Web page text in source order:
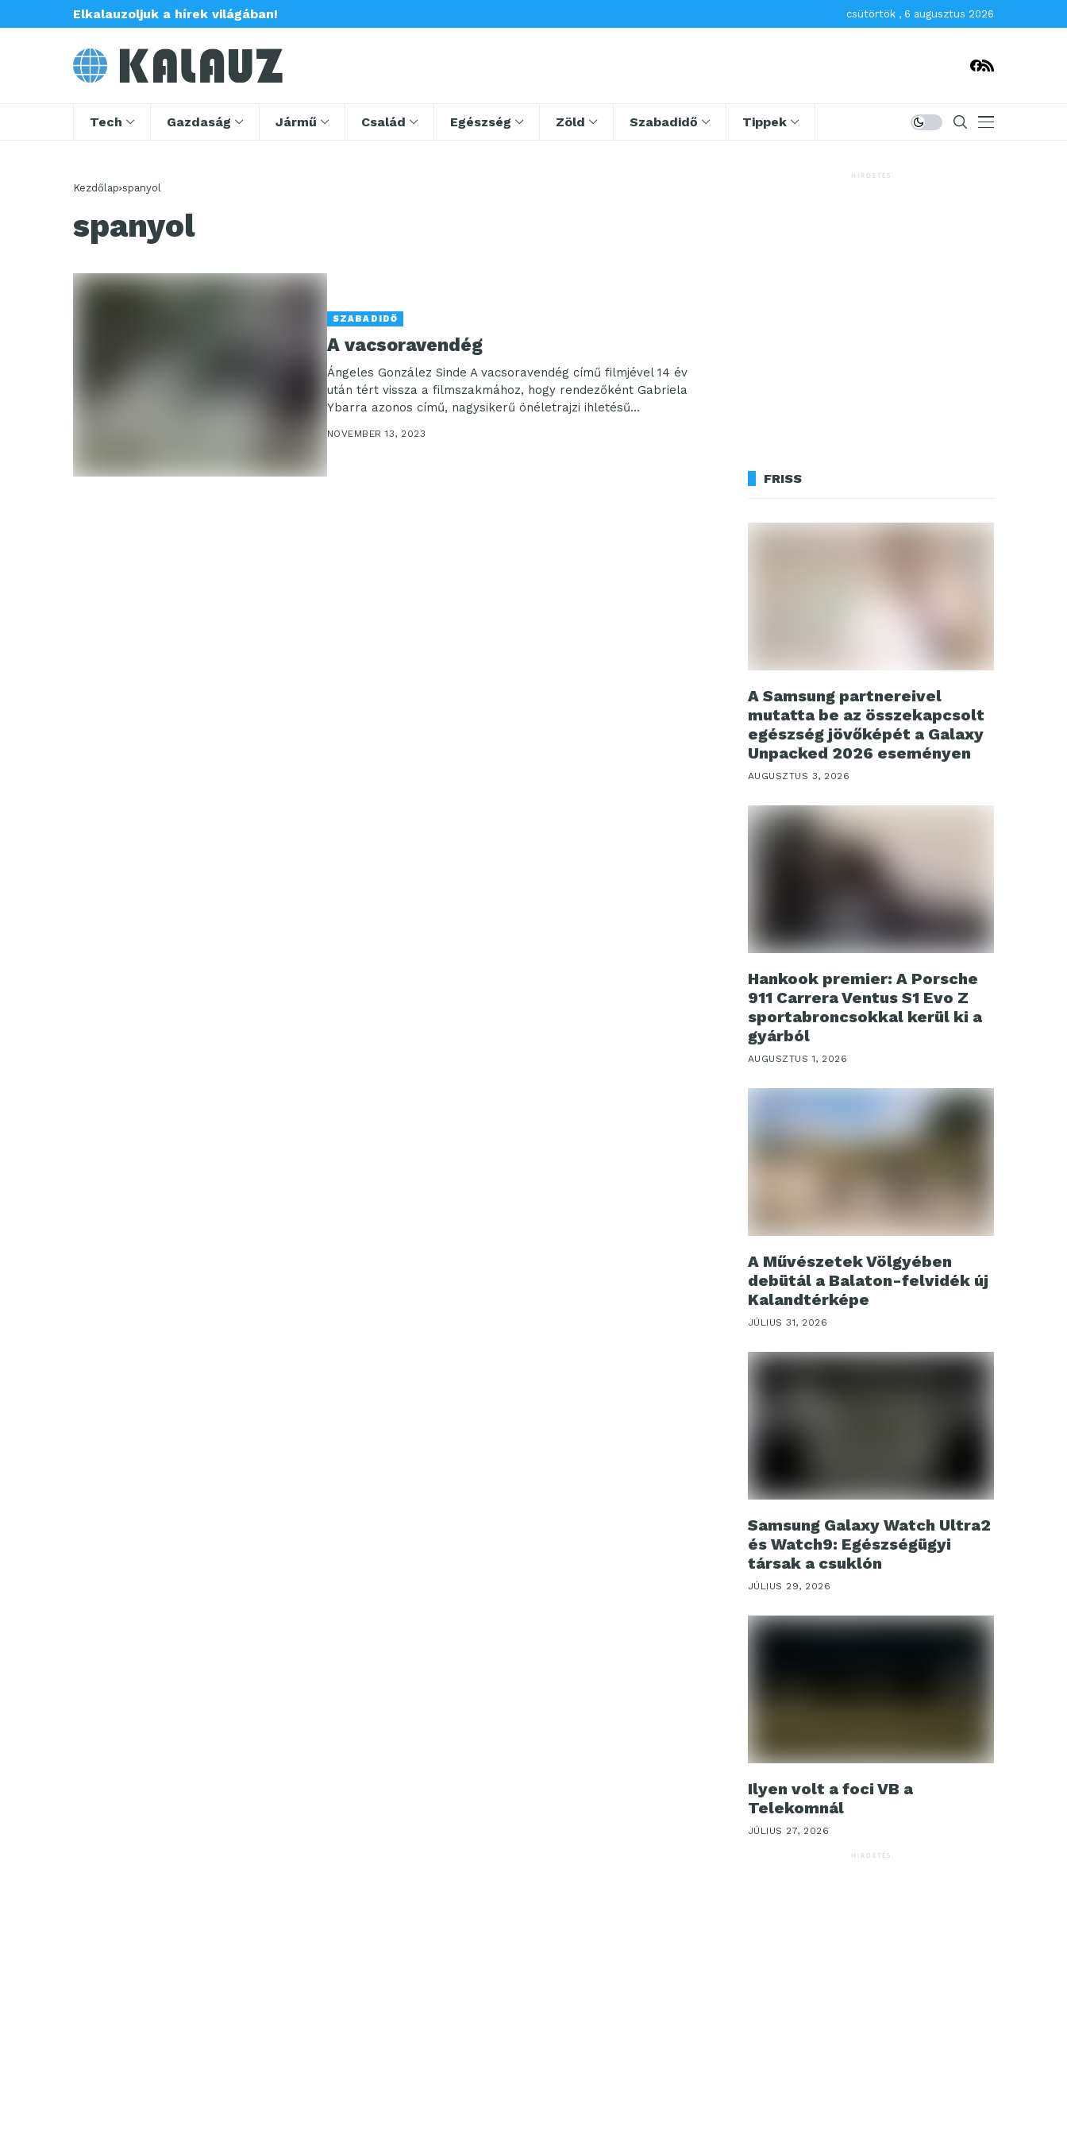
Elkalauzoljuk a hírek világában! csütörtök , 6 augusztus 2026
Tech Gazdaság Jármű Család Egészség Zöld Szabadidő Tippek
Kezdőlap spanyol
spanyol
SZABADIDŐ
A vacsoravendég
Ángeles González Sinde A vacsoravendég című filmjével 14 év
után tért vissza a filmszakmához, hogy rendezőként Gabriela
Ybarra azonos című, nagysikerű önéletrajzi ihletésű...
NOVEMBER 13, 2023
HIRDETÉS
FRISS
A Samsung partnereivel
mutatta be az összekapcsolt
egészség jövőképét a Galaxy
Unpacked 2026 eseményen
AUGUSZTUS 3, 2026
Hankook premier: A Porsche
911 Carrera Ventus S1 Evo Z
sportabroncsokkal kerül ki a
gyárból
AUGUSZTUS 1, 2026
A Művészetek Völgyében
debütál a Balaton-felvidék új
Kalandtérképe
JÚLIUS 31, 2026
Samsung Galaxy Watch Ultra2
és Watch9: Egészségügyi
társak a csuklón
JÚLIUS 29, 2026
Ilyen volt a foci VB a
Telekomnál
JÚLIUS 27, 2026
HIRDETÉS